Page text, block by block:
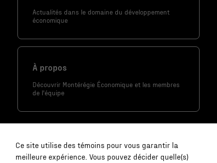
Actualités dans le domaine du développement
économique
À propos
Découvrir Montérégie Économique et les membres
de l'équipe
Ce site utilise des témoins pour vous garantir la
meilleure expérience. Vous pouvez décider quelle(s)